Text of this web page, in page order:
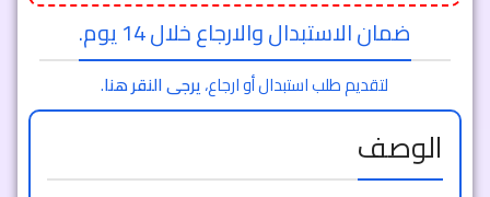
ضمان الاستبدال والارجاع خلال 14 يوم.
لتقديم طلب استبدال أو ارجاع،يرجى النقر هنا.
الوصف